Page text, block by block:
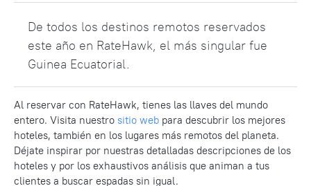
De todos los destinos remotos reservados
este año en RateHawk, el más singular fue
Guinea Ecuatorial.
Al reservar con RateHawk, tienes las llaves del mundo
entero. Visita nuestro sitio web para descubrir los mejores
hoteles, también en los lugares más remotos del planeta.
Déjate inspirar por nuestras detalladas descripciones de los
hoteles y por los exhaustivos análisis que animan a tus
clientes a buscar espadas sin igual.